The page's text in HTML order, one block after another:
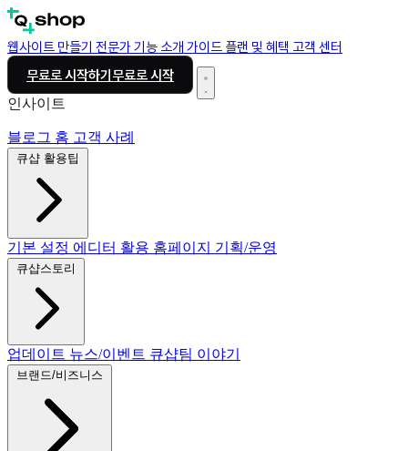
웹사이트 만들기 전문가기능 소개 가이드 플랜 및 혜택 고객 센터
무료로 시작하기무료로 시작
인사이트
블로그 홈 고객 사례
큐샵 활용팁
기본 설정 에디터 활용 홈페이지 기획/운영
큐샵스토리
업데이트 뉴스/이벤트 큐샵팀 이야기
브랜드/비즈니스